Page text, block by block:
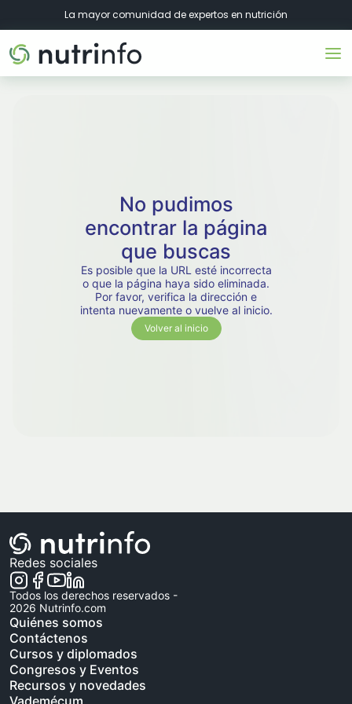
La mayor comunidad de expertos en nutrición
No pudimos
encontrar la página
que buscas
Es posible que la URL esté incorrecta
o que la página haya sido eliminada.
Por favor, verifica la dirección e
intenta nuevamente o vuelve al inicio.
Volver al inicio
Redes sociales
Todos los derechos reservados -
2026 Nutrinfo.com
Quiénes somos
Contáctenos
Cursos y diplomados
Congresos y Eventos
Recursos y novedades
Vademécum